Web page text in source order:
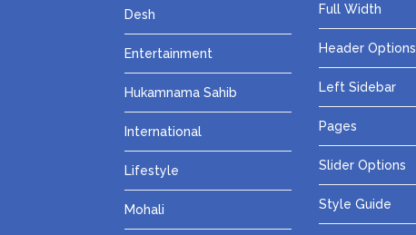
Desh
Entertainment
Hukamnama Sahib
International
Lifestyle
Mohali
Full Width
Header Options
Left Sidebar
Pages
Slider Options
Style Guide